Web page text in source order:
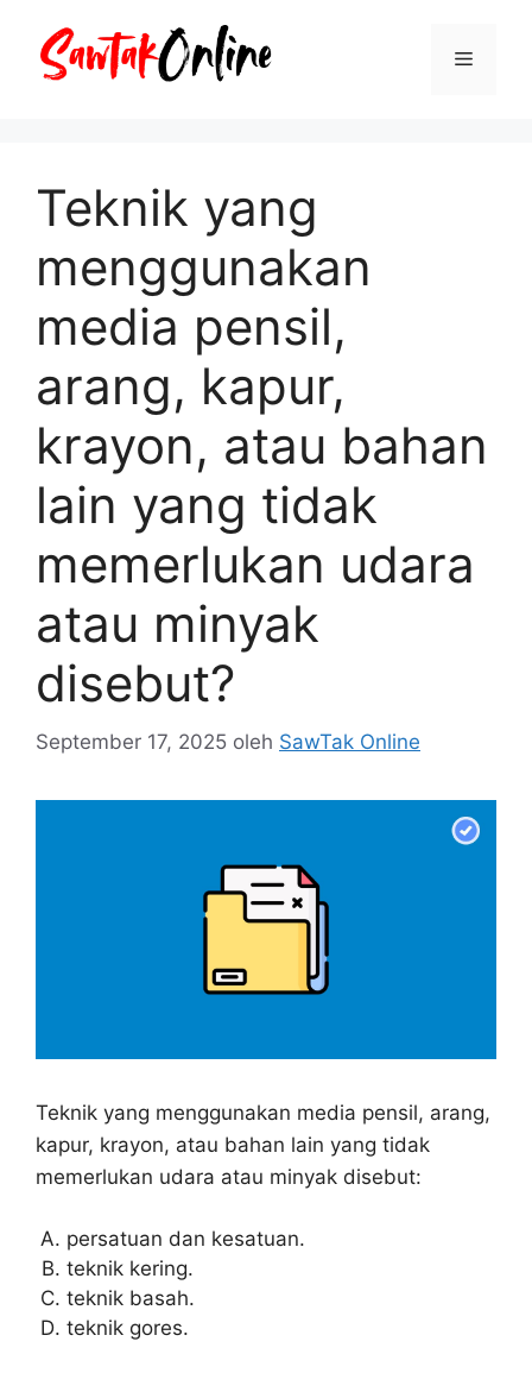
Menu
Teknik yang
menggunakan
media pensil,
arang, kapur,
krayon, atau bahan
lain yang tidak
memerlukan udara
atau minyak
disebut?
September 17, 2025 oleh SawTak Online
Teknik yang menggunakan media pensil, arang,
kapur, krayon, atau bahan lain yang tidak
memerlukan udara atau minyak disebut:
persatuan dan kesatuan.
teknik kering.
teknik basah.
teknik gores.